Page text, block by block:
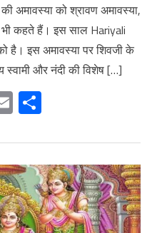
अमावस्या को श्रावण अमावस्या,
भी कहते हैं। इस साल Hariyali
है। इस अमावस्या पर शिवजी के
स्वामी और नंदी की विशेष […]
Email